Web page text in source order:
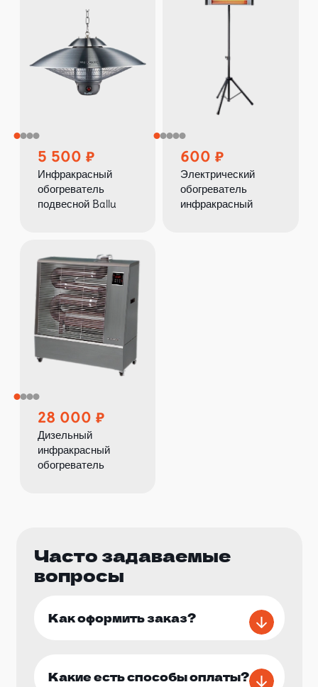
5 500
Инфракрасный
обогреватель
подвесной Ballu
600
Электрический
обогреватель
инфракрасный
28 000
Дизельный
инфракрасный
обогреватель
Часто задаваемые
вопросы
Как оформить заказ?
Какие есть способы оплаты?